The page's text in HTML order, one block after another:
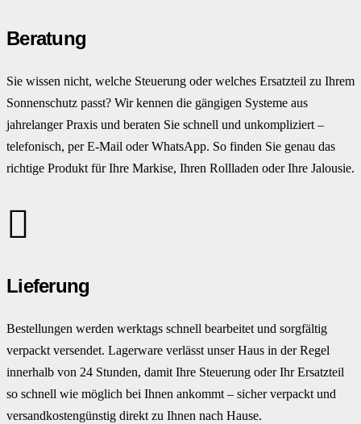
Beratung
Sie wissen nicht, welche Steuerung oder welches Ersatzteil zu Ihrem
Sonnenschutz passt? Wir kennen die gängigen Systeme aus
jahrelanger Praxis und beraten Sie schnell und unkompliziert –
telefonisch, per E-Mail oder WhatsApp. So finden Sie genau das
richtige Produkt für Ihre Markise, Ihren Rollladen oder Ihre Jalousie.
Lieferung
Bestellungen werden werktags schnell bearbeitet und sorgfältig
verpackt versendet. Lagerware verlässt unser Haus in der Regel
innerhalb von 24 Stunden, damit Ihre Steuerung oder Ihr Ersatzteil
so schnell wie möglich bei Ihnen ankommt – sicher verpackt und
versandkostengünstig direkt zu Ihnen nach Hause.